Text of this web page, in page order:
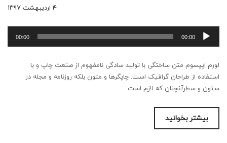
۴ اردیبهشت ۱۳۹۷
پخش‌کننده00:00
00:00
لورم ایپسوم متن ساختگی با تولید سادگی نامفهوم از صنعت چاپ و با
استفاده از طراحان گرافیک است. چاپگرها و متون بلکه روزنامه و مجله در
ستون و سطرآنچنان که لازم است .
بیشتر بخوانید